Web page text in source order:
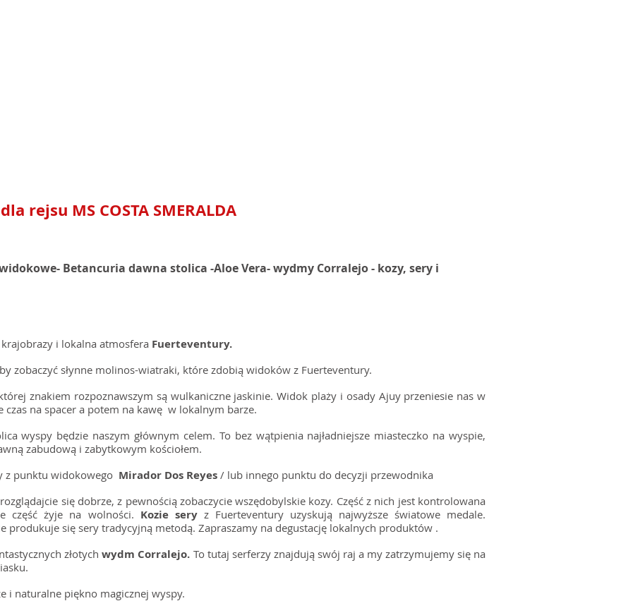
rejsu MS COSTA SMERALDA
Betancuria dawna stolica -Aloe Vera- wydmy Corralejo - kozy, sery i
i lokalna atmosfera Fuerteventury.
zobaczyć słynne molinos-wiatraki, które zdobią widoków z Fuerteventury.
znakiem rozpoznawszym są wulkaniczne jaskinie. Widok plaży i osady Ajuy przeniesie nas w
na spacer a potem na kawę w lokalnym barze.
wyspy będzie naszym głównym celem. To bez wątpienia najładniejsze miasteczko na wyspie,
zabudową i zabytkowym kościołem.
z punktu widokowego Mirador Dos Reyes / lub innego punktu do decyzji przewodnika
się dobrze, z pewnością zobaczycie wszędobylskie kozy. Część z nich jest kontrolowana
część żyje na wolności. Kozie seryz Fuerteventury uzyskują najwyższe światowe medale.
produkuje się sery tradycyjną metodą. Zapraszamy na degustację lokalnych produktów .
złotychwydm Corralejo. To tutaj serferzy znajdują swój raj a my zatrzymujemy się na
i naturalne piękno magicznej wyspy.